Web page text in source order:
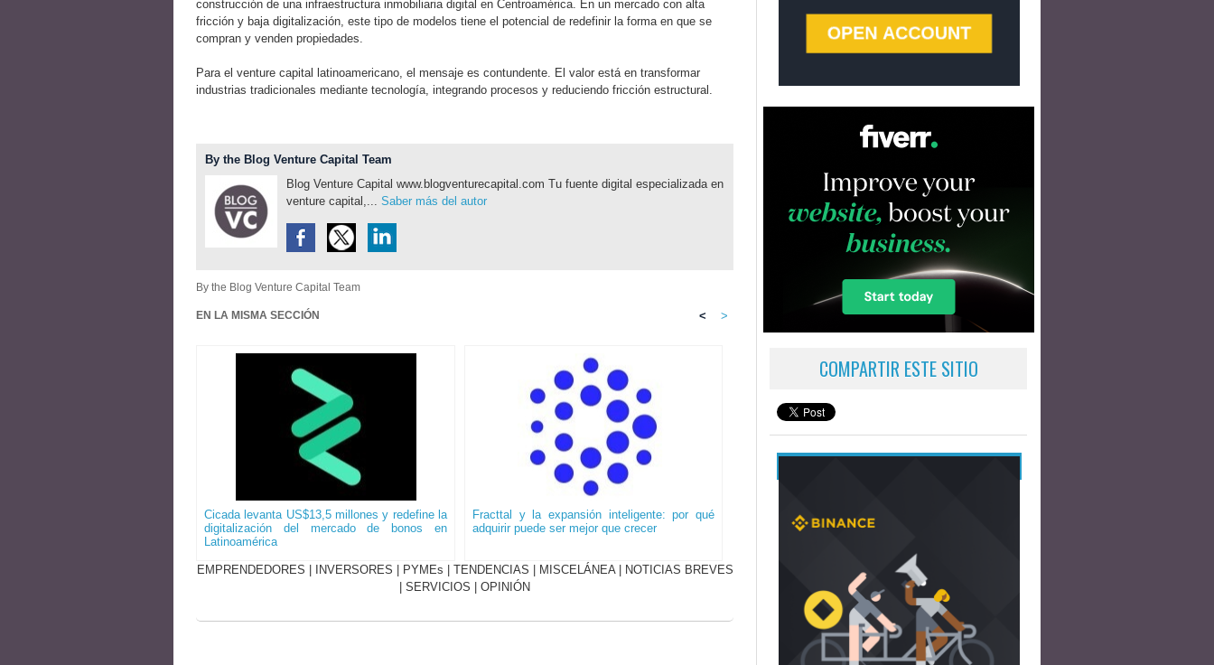
construcción de una infraestructura inmobiliaria digital en Centroamérica. En un mercado con alta
fricción y baja digitalización, este tipo de modelos tiene el potencial de redefinir la forma en que se
compran y venden propiedades.
Para el venture capital latinoamericano, el mensaje es contundente. El valor está en transformar
industrias tradicionales mediante tecnología, integrando procesos y reduciendo fricción estructural.
By the Blog Venture Capital Team
Blog Venture Capital www.blogventurecapital.com Tu fuente digital especializada en
venture capital,... Saber más del autor
By the Blog Venture Capital Team
EN LA MISMA SECCIÓN < >
Cicada levanta US$13,5 millones y redefine la
digitalización del mercado de bonos en
Latinoamérica
Fracttal y la expansión inteligente: por qué
adquirir puede ser mejor que crecer
EMPRENDEDORES INVERSORES PYMEs TENDENCIAS MISCELÁNEA
NOTICIAS BREVES
SERVICIOS OPINIÓN
COMPARTIR ESTE SITIO